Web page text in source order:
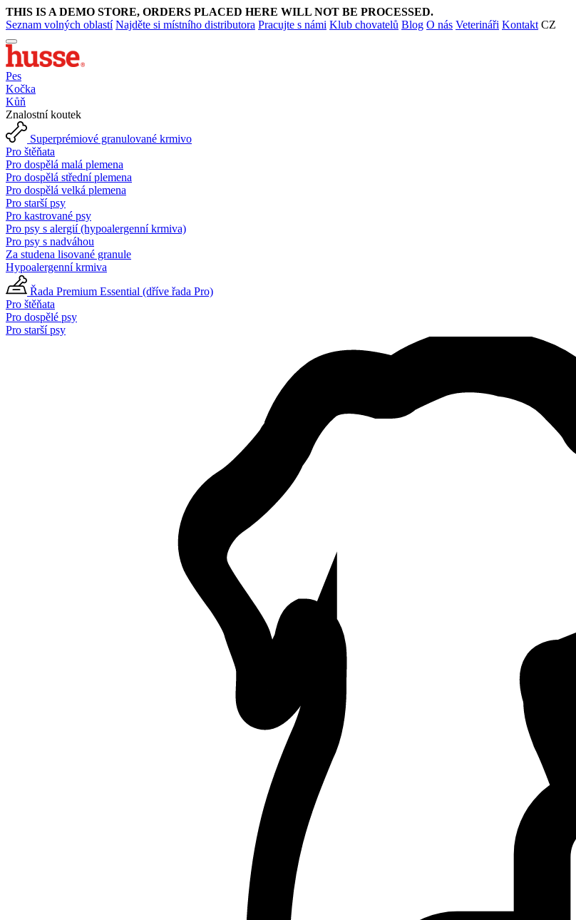
THIS IS A DEMO STORE, ORDERS PLACED HERE WILL NOT BE PROCESSED.
Seznam volných oblastí Najděte si místního distributora Pracujte s námi Klub chovatelů Blog O nás Veterináři Kontakt CZ
Pes
Kočka
Kůň
Znalostní koutek
Superprémiové granulované krmivo
Pro štěňata
Pro dospělá malá plemena
Pro dospělá střední plemena
Pro dospělá velká plemena
Pro starší psy
Pro kastrované psy
Pro psy s alergií (hypoalergenní krmiva)
Pro psy s nadváhou
Za studena lisované granule
Hypoalergenní krmiva
Řada Premium Essential (dříve řada Pro)
Pro štěňata
Pro dospělé psy
Pro starší psy